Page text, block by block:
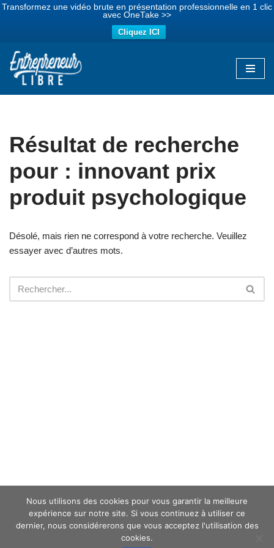
Transformez une vidéo brute en présentation professionnelle en 1 clic
avec OneTake >>
Cliquez ICI
Aller
Résultat de recherche
pour : innovant prix
produit psychologique
Désolé, mais rien ne correspond à votre recherche. Veuillez
essayer avec d’autres mots.
Nous utilisons des cookies pour vous garantir la meilleure
expérience sur notre site. Si vous continuez à utiliser ce
dernier, nous considérerons que vous acceptez l'utilisation des
cookies.